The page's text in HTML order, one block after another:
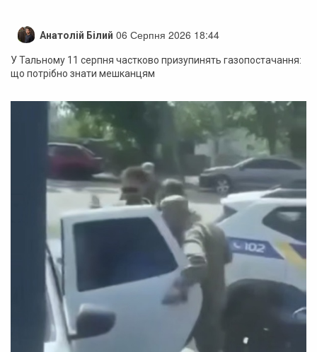
Анатолій Білий 06 Серпня 2026 18:44
У Тальному 11 серпня частково призупинять газопостачання:
що потрібно знати мешканцям